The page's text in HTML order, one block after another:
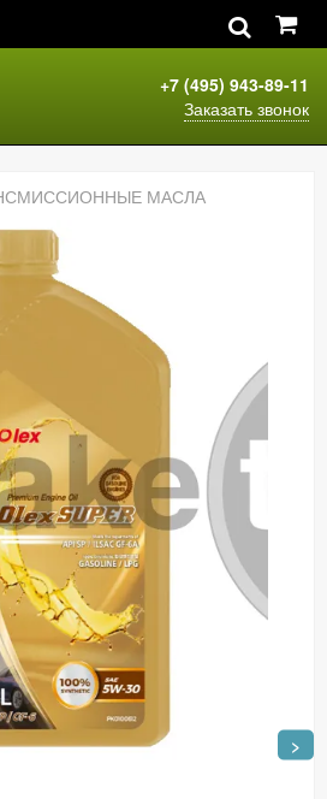
+7 (495) 943-89-11
Заказать звонок
>
МАСЛА